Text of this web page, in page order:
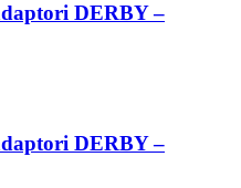
DERBY –
DERBY –